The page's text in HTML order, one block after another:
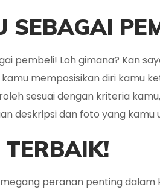
SEBAGAI
pembeli! Loh gimana? Kan
memposisikan diri kamu
sesuai dengan kriteria
deskripsi dan foto yang kamu
peranan penting dalam